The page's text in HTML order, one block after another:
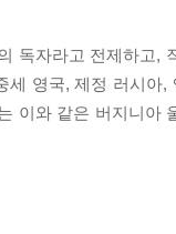
독자라고 전제하고,
영국, 제정 러시아,
이와 같은 버지니아